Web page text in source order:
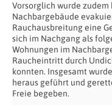
Vorsorglich wurde
Nachbargebäude
Rauchausbreitung eine
sich im Nachgang als
Wohnungen im
Raucheintritt durch
konnten. Insgesamt
heraus geführt und
Freie begeben.